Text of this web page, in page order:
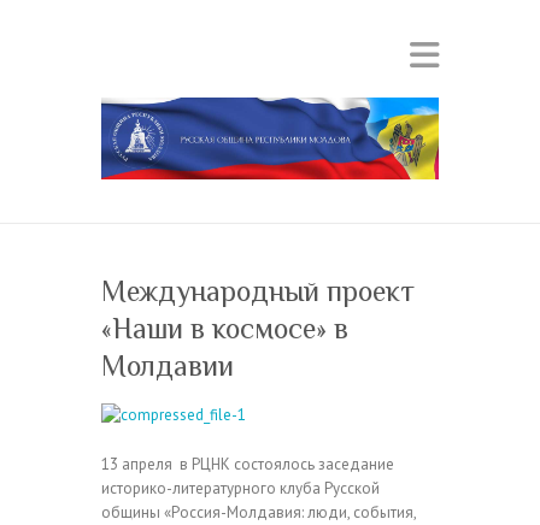
Международный проект
«Наши в космосе» в
Молдавии
13 апреля в РЦНК состоялось заседание
историко-литературного клуба Русской
общины «Россия-Молдавия: люди, события,